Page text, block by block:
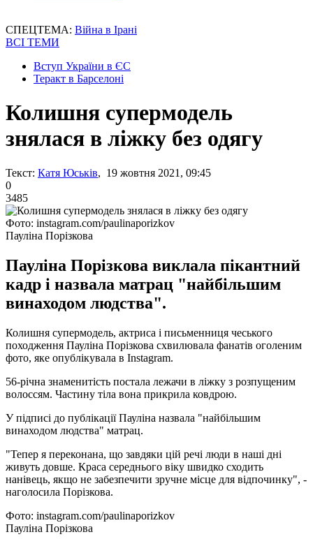
СПЕЦТЕМА: Війна в Ірані
ВСІ ТЕМИ
Вступ України в ЄС
Теракт в Барселоні
Колишня супермодель
знялася в ліжку без одягу
Текст: Катя Юськів, 19 жовтня 2021, 09:45
0
3485
Фото: instagram.com/paulinaporizkov
Пауліна Порізкова
Пауліна Порізкова виклала пікантний
кадр і назвала матрац "найбільшим
винаходом людства".
Колишня супермодель, актриса і письменниця чеського
походження Пауліна Порізкова схвилювала фанатів оголеним
фото, яке опублікувала в Instagram.
56-річна знаменитість постала лежачи в ліжку з розпущеним
волоссям. Частину тіла вона прикрила ковдрою.
У підписі до публікації Пауліна назвала "найбільшим
винаходом людства" матрац.
"Тепер я переконана, що завдяки цій речі люди в наші дні
живуть довше. Краса середнього віку швидко сходить
нанівець, якщо не забезпечити зручне місце для відпочинку", -
наголосила Порізкова.
Фото: instagram.com/paulinaporizkov
Пауліна Порізкова